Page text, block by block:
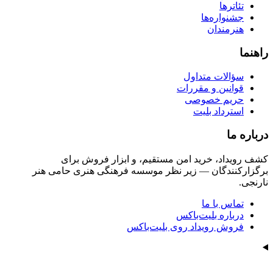
تئاترها
جشنواره‌ها
هنرمندان
راهنما
سؤالات متداول
قوانین و مقررات
حریم خصوصی
استرداد بلیت
درباره ما
کشف رویداد، خرید امن مستقیم، و ابزار فروش برای
برگزارکنندگان — زیر نظر موسسه فرهنگی هنری حامی هنر
نارنجی.
تماس با ما
درباره بلیت‌باکس
فروش رویداد روی بلیت‌باکس